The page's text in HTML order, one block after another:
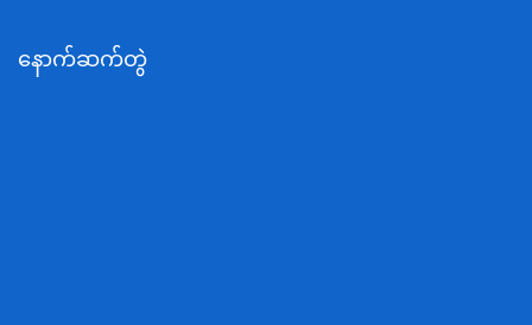
အလုပ်သမား၊လူဝင်မှုကြီးကြပ်ရေးနှင့်ပြည်သူ့အင်အား
နောက်ဆက်တွဲ